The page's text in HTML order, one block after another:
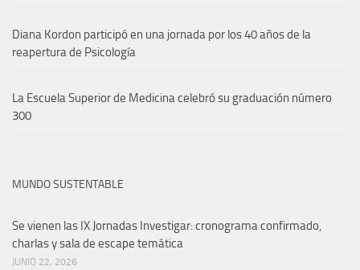
Diana Kordon participó en una jornada por los 40 años de la
reapertura de Psicología
La Escuela Superior de Medicina celebró su graduación número
300
MUNDO SUSTENTABLE
Se vienen las IX Jornadas Investigar: cronograma confirmado,
charlas y sala de escape temática
JUNIO 22, 2026